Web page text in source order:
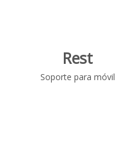
Rest
Soporte para móvil